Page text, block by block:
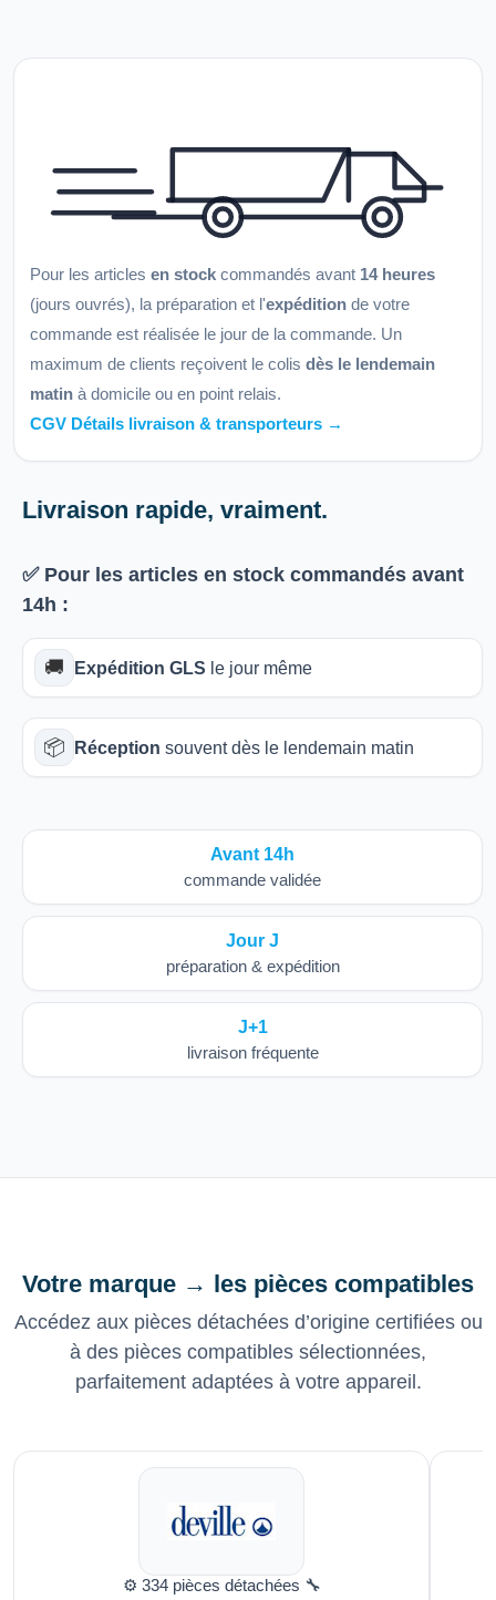
Pour les articles en stock commandés avant 14 heures
(jours ouvrés), la préparation et l'expédition de votre
commande est réalisée le jour de la commande. Un
maximum de clients reçoivent le colis dès le lendemain
matin à domicile ou en point relais.
CGV Détails livraison & transporteurs →
Livraison rapide, vraiment.
✅ Pour les articles en stock commandés avant
14h :
🚚 Expédition GLS le jour même
📦 Réception souvent dès le lendemain matin
Avant 14h
commande validée
Jour J
préparation & expédition
J+1
livraison fréquente
Votre marque → les pièces compatibles
Accédez aux pièces détachées d’origine certifiées ou
à des pièces compatibles sélectionnées,
parfaitement adaptées à votre appareil.
⚙️ 334 pièces détachées 🔧